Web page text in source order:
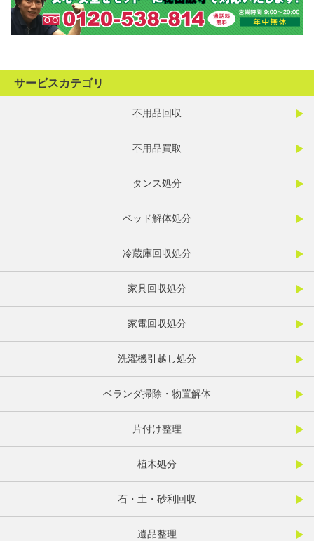
サービスカテゴリ
不用品回収
不用品買取
タンス処分
ベッド解体処分
冷蔵庫回収処分
家具回収処分
家電回収処分
洗濯機引越し処分
ベランダ掃除・物置解体
片付け整理
植木処分
石・土・砂利回収
遺品整理